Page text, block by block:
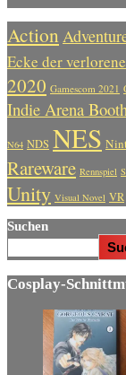
Action
Ecke der
2020 Gamescom 2021
Indie Arena
N64 NDS NES
Rareware Rennspiel
Unity Visual Novel VR
Suchen
Cosplay-